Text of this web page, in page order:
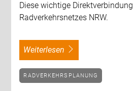
Diese wichtige
Radverkehrsnetzes NRW.
weiterlesen
RADVERKEHRSPLANUNG